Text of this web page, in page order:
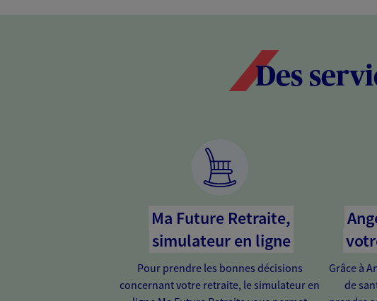
Des
Ma Future Retraite,
simulateur en ligne
Pour prendre les bonnes décisions
concernant votre retraite, le simulateur en
Grâce à
de